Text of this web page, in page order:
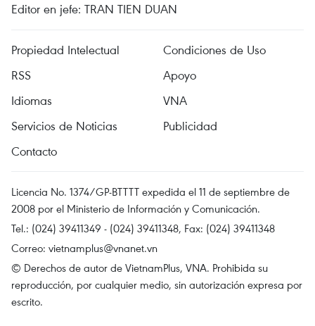
Editor en jefe: TRAN TIEN DUAN
Propiedad Intelectual
Condiciones de Uso
RSS
Apoyo
Idiomas
VNA
Servicios de Noticias
Publicidad
Contacto
Licencia No. 1374/GP-BTTTT expedida el 11 de septiembre de
2008 por el Ministerio de Información y Comunicación.
Tel.: (024) 39411349 - (024) 39411348, Fax: (024) 39411348
Correo: vietnamplus@vnanet.vn
© Derechos de autor de VietnamPlus, VNA. Prohibida su
reproducción, por cualquier medio, sin autorización expresa por
escrito.